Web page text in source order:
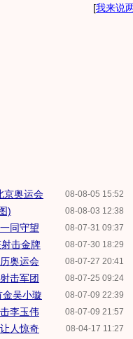
[我来说
08-08-05 15:52
京奥运会
08-08-03 12:38
)
08-07-31 09:37
同守望
08-07-30 18:29
击金牌
08-07-27 20:41
奥运会
08-07-25 09:24
击军团
08-07-09 22:39
吴小璇
08-07-09 21:57
李玉伟
08-04-17 11:27
人惊奇